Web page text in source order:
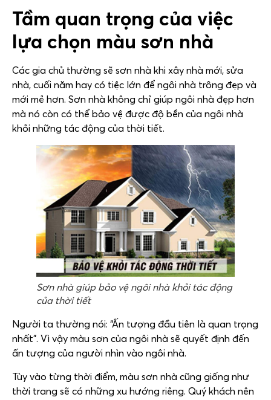
Tầm quan trọng của việc
lựa chọn màu sơn nhà
Các gia chủ thường sẽ sơn nhà khi xây nhà mới, sửa
nhà, cuối năm hay có tiệc lớn để ngôi nhà trông đẹp và
mới mẻ hơn. Sơn nhà không chỉ giúp ngôi nhà đẹp hơn
mà nó còn có thể bảo vệ được độ bền của ngôi nhà
khỏi những tác động của thời tiết.
Sơn nhà giúp bảo vệ ngôi nhà khỏi tác động
của thời tiết
Người ta thường nói: “Ấn tượng đầu tiên là quan trọng
nhất”. Vì vậy màu sơn của ngôi nhà sẽ quyết định đến
ấn tượng của người nhìn vào ngôi nhà.
Tùy vào từng thời điểm, màu sơn nhà cũng giống như
thời trang sẽ có những xu hướng riêng. Quý khách nên